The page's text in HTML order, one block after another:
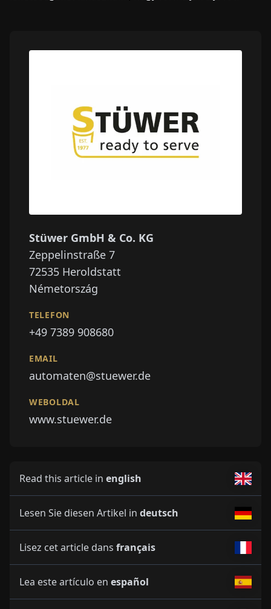
Stüwer GmbH & Co. KG
Zeppelinstraße 7
72535 Heroldstatt
Németország
TELEFON
+49 7389 908680
EMAIL
automaten@stuewer.de
WEBOLDAL
www.stuewer.de
Read this article in english
Lesen Sie diesen Artikel in deutsch
Lisez cet article dans français
Lea este artículo en español